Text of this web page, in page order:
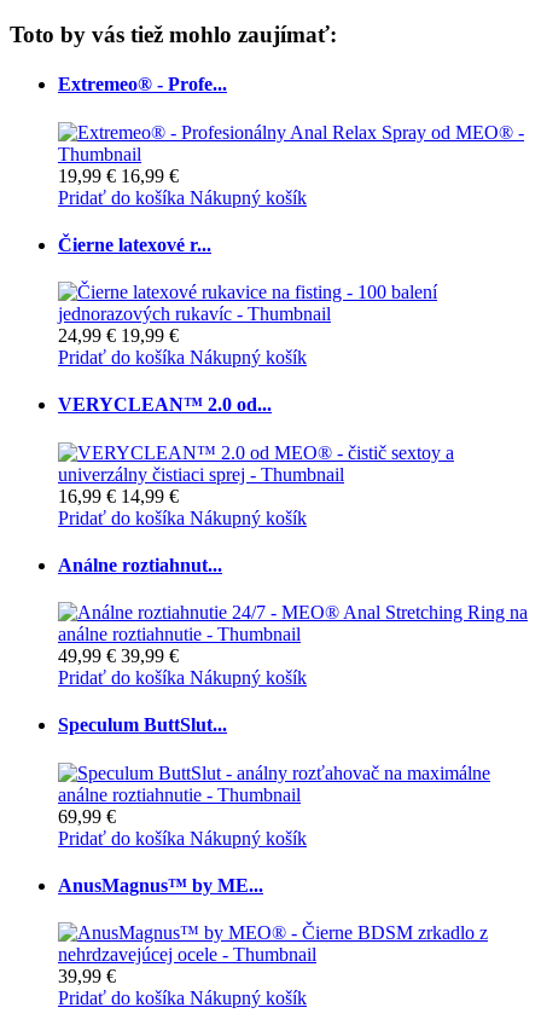
Toto by vás tiež mohlo zaujímať:
Extremeo® - Profe...
19,99 € 16,99 €
Pridať do košíka Nákupný košík
Čierne latexové r...
24,99 € 19,99 €
Pridať do košíka Nákupný košík
VERYCLEAN™ 2.0 od...
16,99 € 14,99 €
Pridať do košíka Nákupný košík
Análne roztiahnut...
49,99 € 39,99 €
Pridať do košíka Nákupný košík
Speculum ButtSlut...
69,99 €
Pridať do košíka Nákupný košík
AnusMagnus™ by ME...
39,99 €
Pridať do košíka Nákupný košík